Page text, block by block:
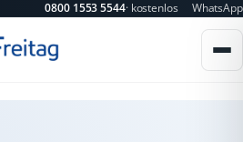
0800 1553 5544· kostenlos WhatsApp